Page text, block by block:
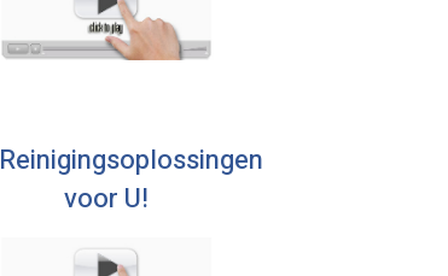
Reinigingsoplossingen
voor U!